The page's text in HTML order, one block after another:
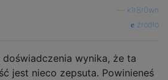
k1r8r0wn
źródło
doświadczenia wynika, że ​​ta
jest nieco zepsuta. Powinieneś